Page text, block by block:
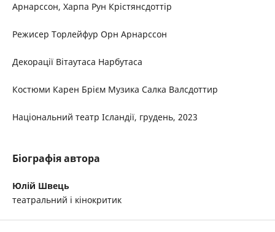
Арнарссон, Харпа Рун Крістянсдоттір
Режисер Торлейфур Орн Арнарссон
Декорації Вітаутаса Нарбутаса
Костюми Карен Брієм Музика Салка Валсдоттир
Національний театр Ісландії, грудень, 2023
Біографія автора
Юлій Швець
театральний і кінокритик